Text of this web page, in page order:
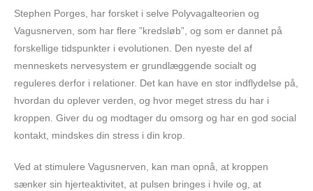
Stephen Porges, har forsket i selve Polyvagalteorien og
Vagusnerven, som har flere ”kredsløb”, og som er dannet på
forskellige tidspunkter i evolutionen. Den nyeste del af
menneskets nervesystem er grundlæggende socialt og
reguleres derfor i relationer. Det kan have en stor indflydelse på,
hvordan du oplever verden, og hvor meget stress du har i
kroppen. Giver du og modtager du omsorg og har en god social
kontakt, mindskes din stress i din krop.
Ved at stimulere Vagusnerven, kan man opnå, at kroppen
sænker sin hjerteaktivitet, at pulsen bringes i hvile og, at